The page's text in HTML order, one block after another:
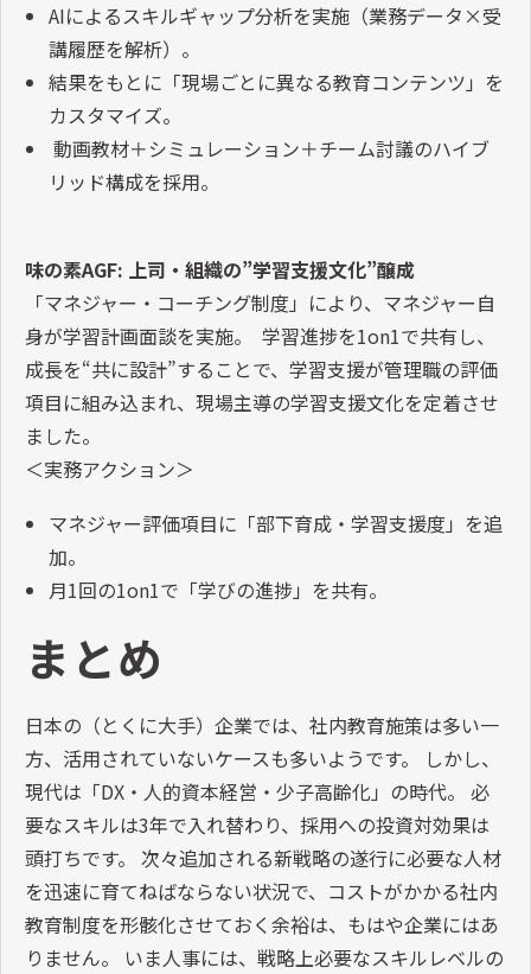
AIによるスキルギャップ分析を実施（業務データ×受
講履歴を解析）。
結果をもとに「現場ごとに異なる教育コンテンツ」を
カスタマイズ。
動画教材＋シミュレーション＋チーム討議のハイブ
リッド構成を採用。
味の素AGF: 上司・組織の”学習支援文化”醸成
「マネジャー・コーチング制度」により、マネジャー自
身が学習計画面談を実施。 学習進捗を1on1で共有し、
成長を“共に設計”することで、学習支援が管理職の評価
項目に組み込まれ、現場主導の学習支援文化を定着させ
ました。
＜実務アクション＞
マネジャー評価項目に「部下育成・学習支援度」を追
加。
月1回の1on1で「学びの進捗」を共有。
まとめ
日本の（とくに大手）企業では、社内教育施策は多い一
方、活用されていないケースも多いようです。 しかし、
現代は「DX・人的資本経営・少子高齢化」の時代。 必
要なスキルは3年で入れ替わり、採用への投資対効果は
頭打ちです。 次々追加される新戦略の遂行に必要な人材
を迅速に育てねばならない状況で、コストがかかる社内
教育制度を形骸化させておく余裕は、もはや企業にはあ
りません。 いま人事には、戦略上必要なスキルレベルの